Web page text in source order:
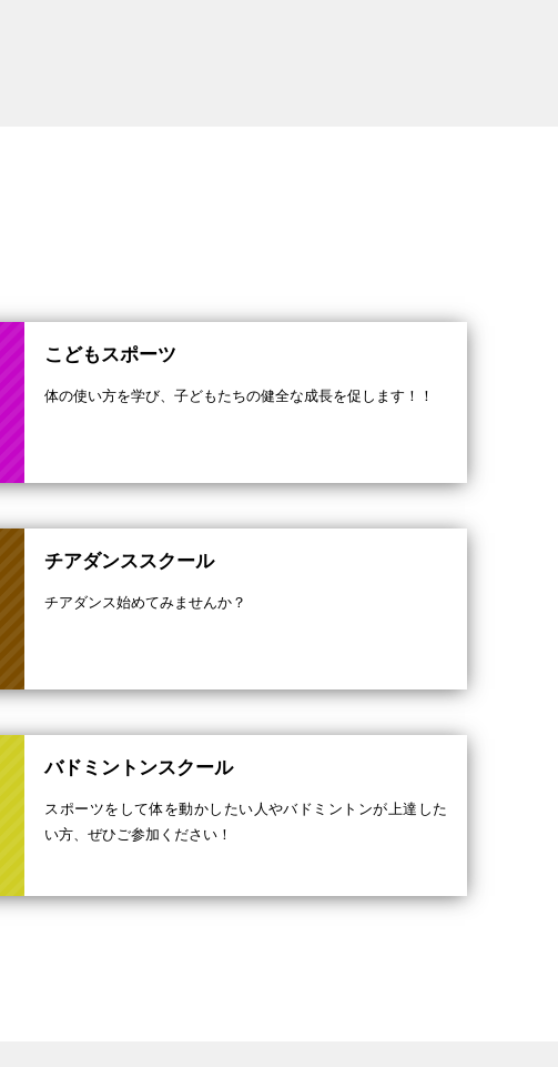
こどもスポーツ
体の使い方を学び、子どもたちの健全な成長を促します！！
チアダンススクール
チアダンス始めてみませんか？
バドミントンスクール
スポーツをして体を動かしたい人やバドミントンが上達した
い方、ぜひご参加ください！